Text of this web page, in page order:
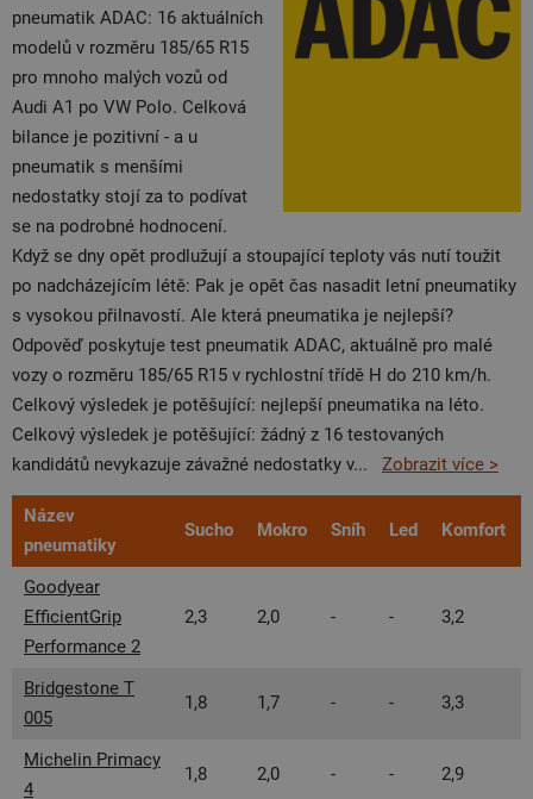
pneumatik ADAC: 16 aktuálních
modelů v rozměru 185/65 R15
pro mnoho malých vozů od
Audi A1 po VW Polo. Celková
bilance je pozitivní - a u
pneumatik s menšími
nedostatky stojí za to podívat
se na podrobné hodnocení.
Když se dny opět prodlužují a stoupající teploty vás nutí toužit
po nadcházejícím létě: Pak je opět čas nasadit letní pneumatiky
s vysokou přilnavostí. Ale která pneumatika je nejlepší?
Odpověď poskytuje test pneumatik ADAC, aktuálně pro malé
vozy o rozměru 185/65 R15 v rychlostní třídě H do 210 km/h.
Celkový výsledek je potěšující: nejlepší pneumatika na léto.
Celkový výsledek je potěšující: žádný z 16 testovaných
kandidátů nevykazuje závažné nedostatky v... Zobrazit více >
Název
pneumatiky
Sucho Mokro Sníh Led Komfort
Goodyear
EfficientGrip
Performance 2
2,3 2,0 - - 3,2
Bridgestone T
005
1,8 1,7 - - 3,3
Michelin Primacy
4
1,8 2,0 - - 2,9